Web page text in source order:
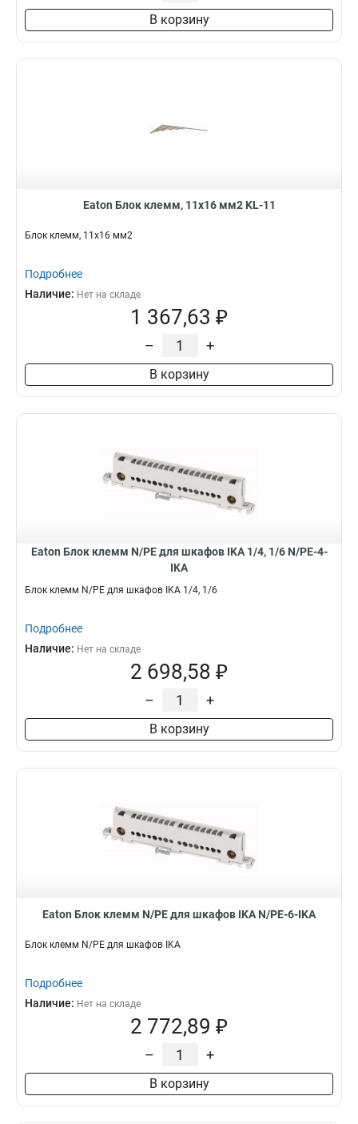
В корзину
Eaton Блок клемм, 11x16 мм2 KL-11
Блок клемм, 11x16 мм2
Подробнее
Наличие: Нет на складе
1 367,63 ₽
– +
В корзину
Eaton Блок клемм N/PE для шкафов IKA 1/4, 1/6 N/PE-4-
IKA
Блок клемм N/PE для шкафов IKA 1/4, 1/6
Подробнее
Наличие: Нет на складе
2 698,58 ₽
– +
В корзину
Eaton Блок клемм N/PE для шкафов IKA N/PE-6-IKA
Блок клемм N/PE для шкафов IKA
Подробнее
Наличие: Нет на складе
2 772,89 ₽
– +
В корзину